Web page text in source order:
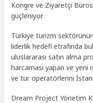
Kongre ve Ziyaretçi
güçleniyor.
Türkiye turizm
liderlik hedefi etrafında
uluslararası satın alma
harcaması yapan ve
ve tur operatörlerini
Dream Project Yönetim